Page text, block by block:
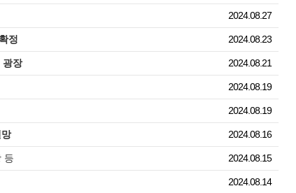
2024.08.27
정 2024.08.23
광장 2024.08.21
2024.08.19
2024.08.19
2024.08.16
등 2024.08.15
2024.08.14